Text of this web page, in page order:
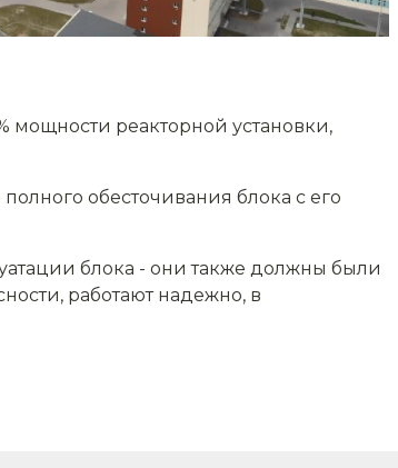
мощности реакторной установки,
обесточивания блока с его
блока - они также должны были
работают надежно, в